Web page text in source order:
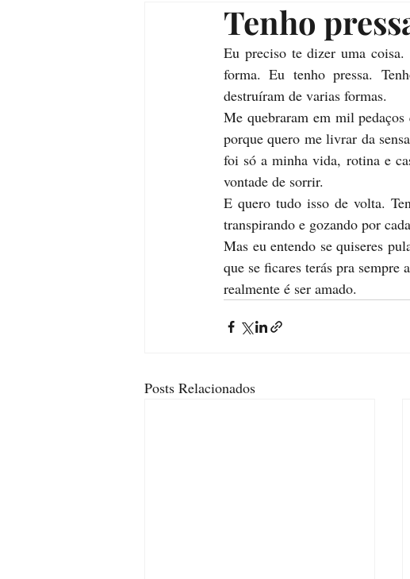
Tenho
Eu preciso te dizer uma
forma. Eu tenho pressa.
destruíram de varias formas.
Me quebraram em mil pedaços
porque quero me livrar da
foi só a minha vida, rotina e
vontade de sorrir.
E quero tudo isso de volta.
transpirando e gozando por
Mas eu entendo se quiseres
que se ficares terás pra sempre
realmente é ser amado.
Posts Relacionados